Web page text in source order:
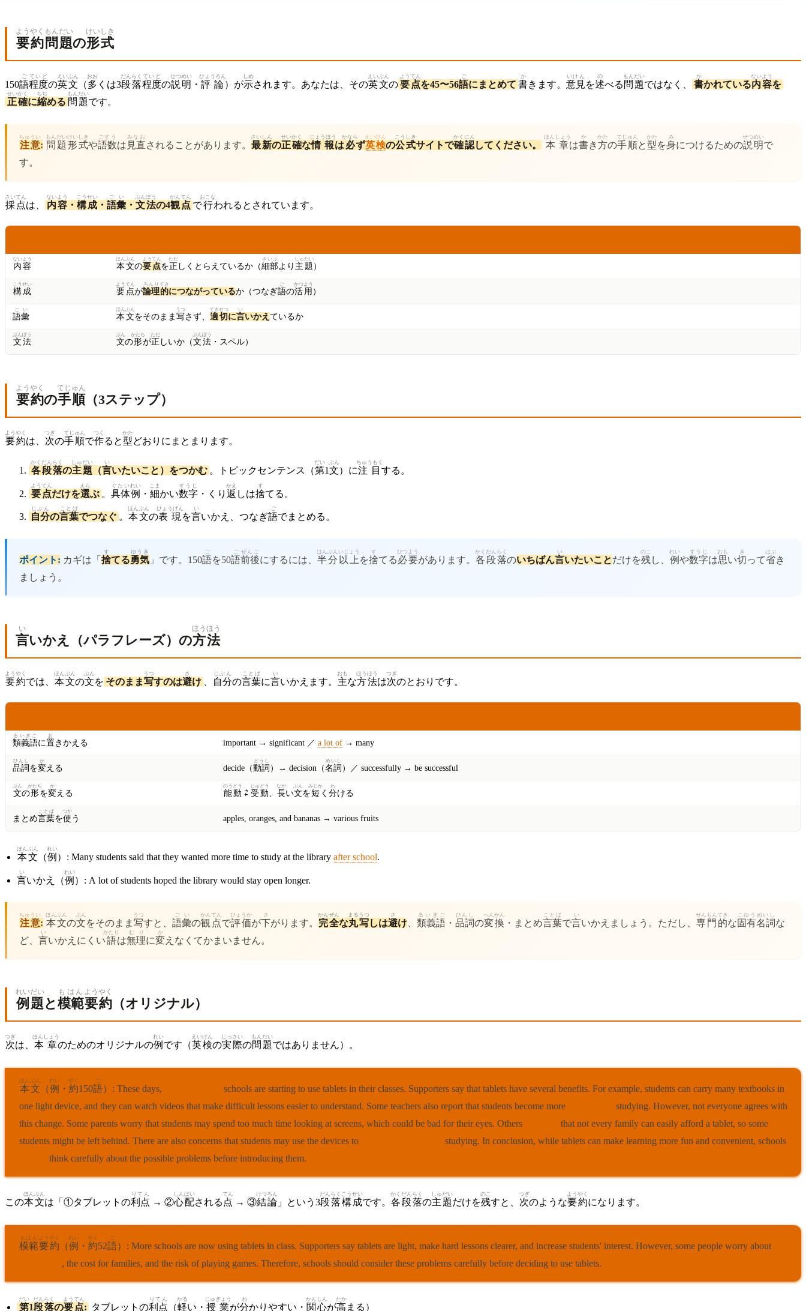
要約
ようやく
問題
もんだい
の形式
けいしき
150語
ご
程度
ていど
の英文
えいぶん
（多
おお
くは3段落
だんらく
程度
ていど
の説明
せつめい
・ 評論
ひょうろん
）が示
しめ
されます。あなたは、その英文
えいぶん
の要点
ようてん
を45〜56語
ご
にまとめて 書
か
きます。 意見
いけん
を述
の
べる 問題
もんだい
ではなく、 書
か
かれている内容
ないよう
を
正確
せいかく
に縮
ちぢ
める 問題
もんだい
です。
注意
ちゅうい
: 問題
もんだい
形式
けいしき
や語数
ごすう
は 見直
みなお
されることがあります。 最新
さいしん
の正確
せいかく
な情報
じょうほう
は 必
かなら
ず英検
えいけん
の公式
こうしき
サイトで確認
かくにん
してください。 本章
ほんしょう
は書
か
き方
かた
の手順
てじゅん
と型
かた
を身
み
につけるための説明
せつめい
で
す。
採点
さいてん
は、 内容
ないよう
・ 構成
こうせい
・ 語彙
ごい
・ 文法
ぶんぽう
の4観点
かんてん
で行
おこな
われるとされています。
内容
ないよう
本文
ほんぶん
の要点
ようてん
を正
ただ
しくとらえているか（細部
さいぶ
より 主題
しゅだい
）
構成
こうせい
要点
ようてん
が論理
ろんり
的
てき
につながっているか（つなぎ語
ご
の活用
かつよう
）
語彙
ごい
本文
ほんぶん
をそのまま 写
うつ
さず、 適切
てきせつ
に言
い
いかえ ているか
文法
ぶんぽう
文
ぶん
の形
かたち
が正
ただ
しいか（文法
ぶんぽう
・スペル）
要約
ようやく
の手順
てじゅん
（3ステップ）
要約
ようやく
は、 次
つぎ
の手順
てじゅん
で作
つく
ると型
かた
どおりにまとまります。
各
かく
段落
だんらく
の主題
しゅだい
（言
い
いたいこと）をつかむ 。トピックセンテンス（第
だい
1文
ぶん
）に注目
ちゅうもく
する。
要点
ようてん
だけを選
えら
ぶ 。 具体
ぐたい
例
れい
・ 細
こま
かい数字
すうじ
・くり 返
かえ
しは捨
す
てる。
自分
じぶん
の言葉
ことば
でつなぐ 。 本文
ほんぶん
の表現
ひょうげん
を言
い
いかえ、つなぎ語
ご
でまとめる。
ポイント: カギは「 捨
す
てる勇気
ゆうき
」です。150語
ご
を50語
ご
前後
ぜんご
にするには、 半分
はんぶん
以上
いじょう
を捨
す
てる必要
ひつよう
があります。 各
かく
段落
だんらく
のいちばん言
い
いたいことだけを残
のこ
し、 例
れい
や数字
すうじ
は思
おも
い切
き
って省
はぶ
き
ましょう。
言
い
いかえ（パラフレーズ）の方法
ほうほう
要約
ようやく
では、 本文
ほんぶん
の文
ぶん
を そのまま写
うつ
すのは避
さ
け 自分
じぶん
の言葉
ことば
に言
い
いかえます。 主
おも
な方法
ほうほう
は次
つぎ
のとおりです。
類義語
るいぎご
に置
お
きかえる important → significant ／ a lot of → many
品詞
ひんし
を変
か
える decide（動詞
どうし
）→ decision（名詞
めいし
）／ successfully → be successful
文
ぶん
の形
かたち
を変
か
える 能動
のうどう
⇄ 受動
じゅどう
、 長
なが
い文
ぶん
を短
みじか
く 分
わ
ける
まとめ言葉
ことば
を使
つか
う apples, oranges, and bananas → various fruits
本文
ほんぶん
（例
れい
）: Many students said that they wanted more time to study at the library after school.
言
い
いかえ（例
れい
）: A lot of students hoped the library would stay open longer.
注意
ちゅうい
: 本文
ほんぶん
の文
ぶん
をそのまま 写
うつ
すと、 語彙
ごい
の観点
かんてん
で評価
ひょうか
が下
さ
がります。 完全
かんぜん
な丸
まる
写
うつ
しは避
さ
け 類義語
るいぎご
・ 品詞
ひんし
の変換
へんかん
・まとめ言葉
ことば
で言
い
いかえましょう。ただし、 専門
せんもん
的
てき
な固有名詞
こゆうめいし
な
ど、 言
い
いかえにくい語
かたり
は無理
むり
に変
か
えなくてかまいません。
例題
れいだい
と模範
もはん
要約
ようやく
（オリジナル）
次
つぎ
は、 本章
ほんしょう
のためのオリジナルの例
れい
です（英
えい
検
けん
の実際
じっさい
の問題
もんだい
ではありません）。
本文
ほんぶん
（例
れい
・ 約
やく
150語
ご
）: These days,
schools are starting to use tablets in their classes. Supporters say that tablets have several benefits. For example, students can carry many textbooks in
one light device, and they can watch videos that make difficult lessons easier to understand. Some teachers also report that students become more
studying. However, not everyone agrees with
this change. Some parents worry that students may spend too much time looking at screens, which could be bad for their eyes. Others
that not every family can easily afford a tablet, so some
students might be left behind. There are also concerns that students may use the devices to
studying. In conclusion, while tablets can make learning more fun and convenient, schools
think carefully about the possible problems before introducing them.
この本文
ほんぶん
は「①タブレットの利点
りてん
→ ②心配
しんぱい
される 点
てん
→ ③結論
けつろん
」という3段落
だんらく
構成
こうせい
です。 各
かく
段落
だんらく
の主題
しゅだい
だけを残
のこ
すと、 次
つぎ
のような要約
ようやく
になります。
模範
もはん
要約
ようやく
（例
れい
・ 約
やく
52語
ご
）: More schools are now using tablets in class. Supporters say tablets are light, make hard lessons clearer, and increase students' interest. However, some people worry about
, the cost for families, and the risk of playing games. Therefore, schools should consider these problems carefully before deciding to use tablets.
第
だい
1段落
だんらく
の要点
ようてん
: タブレットの利点
りてん
（軽
かる
い・ 授業
じゅぎょう
が分
わ
かりやすい・ 関心
かんしん
が高
たか
まる）